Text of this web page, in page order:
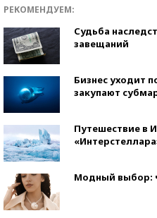
РЕКОМЕНДУЕМ:
Судьба
завещаний
Бизнес уходит
закупают
Путешествие в
Модный выбор: